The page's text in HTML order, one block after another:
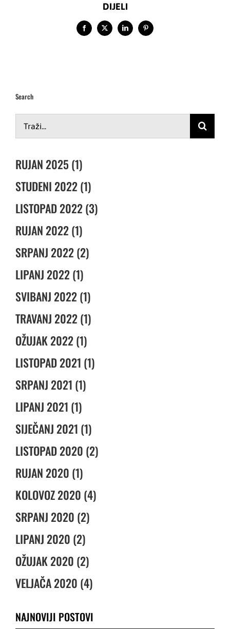
DIJELI
Facebook
X LinkedInPinterest
Search
RUJAN 2025 (1)
STUDENI 2022 (1)
LISTOPAD 2022 (3)
RUJAN 2022 (1)
SRPANJ 2022 (2)
LIPANJ 2022 (1)
SVIBANJ 2022 (1)
TRAVANJ 2022 (1)
OŽUJAK 2022 (1)
LISTOPAD 2021 (1)
SRPANJ 2021 (1)
LIPANJ 2021 (1)
SIJEČANJ 2021 (1)
LISTOPAD 2020 (2)
RUJAN 2020 (1)
KOLOVOZ 2020 (4)
SRPANJ 2020 (2)
LIPANJ 2020 (2)
OŽUJAK 2020 (2)
VELJAČA 2020 (4)
NAJNOVIJI POSTOVI